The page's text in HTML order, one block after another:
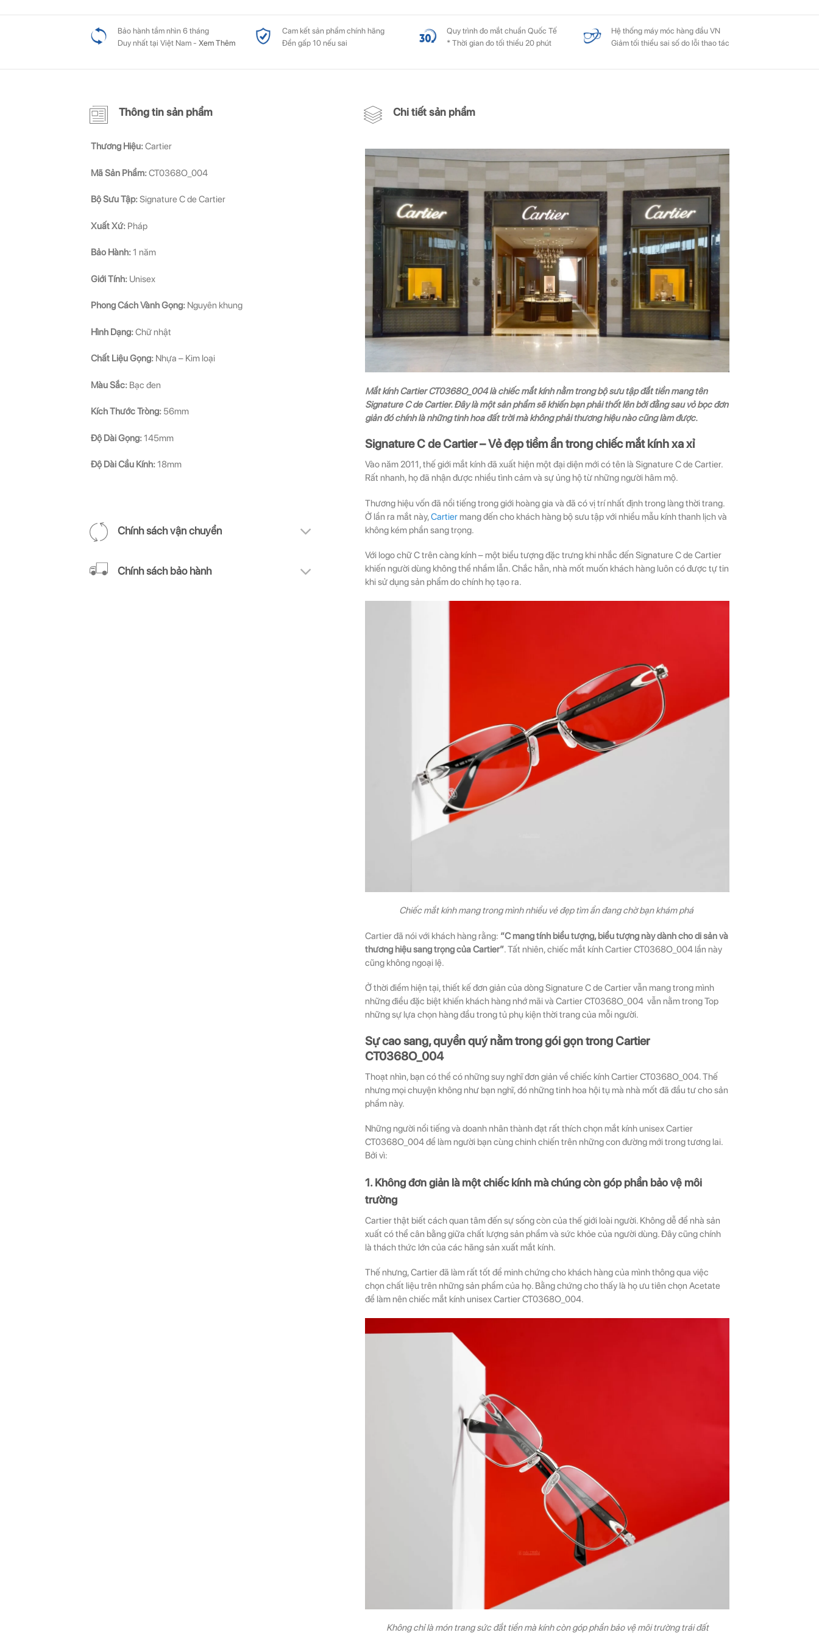
Bảo hành tầm nhìn 6 tháng
Duy nhất tại Việt Nam - Xem Thêm
Cam kết sản phẩm chính hãng
Đền gấp 10 nếu sai
Quy trình đo mắt chuẩn Quốc Tế
* Thời gian đo tối thiểu 20 phút
Hệ thống máy móc hàng đầu VN
Giảm tối thiểu sai số do lỗi thao tác
Thông tin sản phẩm
Thương Hiệu:Cartier
Mã Sản Phẩm:CT0368O_004
Bộ Sưu Tập:Signature C de Cartier
Xuất Xứ: Pháp
Bảo Hành:1 năm
Giới Tính: Unisex
Phong Cách Vành Gọng: Nguyên khung
Hình Dạng:Chữ nhật
Chất Liệu Gọng: Nhựa – Kim loại
Màu Sắc: Bạc đen
Kích Thước Tròng: 56mm
Độ Dài Gọng:145mm
Độ Dài Cầu Kính:18mm
Chính sách vận chuyển
Chính sách bảo hành
Chi tiết sản phẩm
Mắt kính Cartier CT0368O_004 là chiếc mắt kính nằm trong bộ sưu tập đắt tiền mang tên
Signature C de Cartier. Đây là một sản phẩm sẽ khiến bạn phải thốt lên bởi đằng sau vỏ bọc đơn
giản đó chính là những tinh hoa đất trời mà không phải thương hiệu nào cũng làm được.
Signature C de Cartier – Vẻ đẹp tiềm ẩn trong chiếc mắt kính xa xỉ
Vào năm 2011, thế giới mắt kính đã xuất hiện một đại diện mới có tên là Signature C de Cartier.
Rất nhanh, họ đã nhận được nhiều tình cảm và sự ủng hộ từ những người hâm mộ.
Thương hiệu vốn đã nổi tiếng trong giới hoàng gia và đã có vị trí nhất định trong làng thời trang.
Ở lần ra mắt này,Cartiermang đến cho khách hàng bộ sưu tập với nhiều mẫu kính thanh lịch và
không kém phần sang trọng.
Với logo chữ C trên càng kính – một biểu tượng đặc trưng khi nhắc đến Signature C de Cartier
khiến người dùng không thể nhầm lẫn. Chắc hẳn, nhà mốt muốn khách hàng luôn có được tự tin
khi sử dụng sản phẩm do chính họ tạo ra.
Chiếc mắt kính mang trong mình nhiều vẻ đẹp tìm ẩn đang chờ bạn khám phá
Cartier đã nói với khách hàng rằng: “C mang tính biểu tượng, biểu tượng này dành cho di sản và
thương hiệu sang trọng của Cartier”. Tất nhiên, chiếc mắt kính Cartier CT0368O_004 lần này
cũng không ngoại lệ.
Ở thời điểm hiện tại, thiết kế đơn giản của dòng Signature C de Cartier vẫn mang trong mình
những điều đặc biệt khiến khách hàng nhớ mãi và Cartier CT0368O_004 vẫn nằm trong Top
những sự lựa chọn hàng đầu trong tủ phụ kiện thời trang của mỗi người.
Sự cao sang, quyền quý nằm trong gói gọn trong Cartier
CT0368O_004
Thoạt nhìn, bạn có thể có những suy nghĩ đơn giản về chiếc kính Cartier CT0368O_004. Thế
nhưng mọi chuyện không như bạn nghĩ, đó những tinh hoa hội tụ mà nhà mốt đã đầu tư cho sản
phẩm này.
Những người nổi tiếng và doanh nhân thành đạt rất thích chọn mắt kính unisex Cartier
CT0368O_004 để làm người bạn cùng chinh chiến trên những con đường mới trong tương lai.
Bởi vì:
1. Không đơn giản là một chiếc kính mà chúng còn góp phần bảo vệ môi
trường
Cartier thật biết cách quan tâm đến sự sống còn của thế giới loài người. Không dễ để nhà sản
xuất có thể cân bằng giữa chất lượng sản phẩm và sức khỏe của người dùng. Đây cũng chính
là thách thức lớn của các hãng sản xuất mắt kính.
Thế nhưng, Cartier đã làm rất tốt để minh chứng cho khách hàng của mình thông qua việc
chọn chất liệu trên những sản phẩm của họ. Bằng chứng cho thấy là họ ưu tiên chọn Acetate
để làm nên chiếc mắt kính unisex Cartier CT0368O_004.
Không chỉ là món trang sức đắt tiền mà kính còn góp phần bảo vệ môi trường trái đất